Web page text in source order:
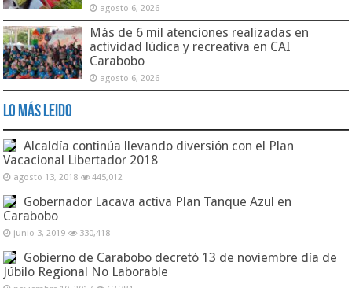
agosto 6, 2026
Más de 6 mil atenciones realizadas en
actividad lúdica y recreativa en CAI
Carabobo
agosto 6, 2026
Lo Más Leido
Alcaldía continúa llevando diversión con el Plan
Vacacional Libertador 2018
agosto 13, 2018 445,012
Gobernador Lacava activa Plan Tanque Azul en
Carabobo
junio 3, 2019 330,418
Gobierno de Carabobo decretó 13 de noviembre día de
Júbilo Regional No Laborable